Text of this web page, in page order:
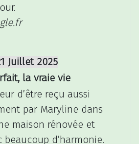
Juillet 2025
la vraie vie
d’être reçu aussi
par Maryline dans
maison rénovée et
beaucoup d’harmonie.